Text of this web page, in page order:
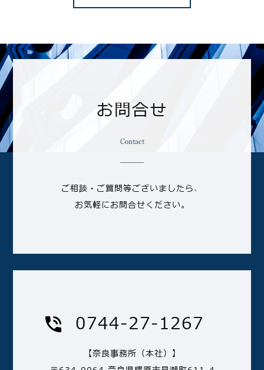
お問合せ
Contact
ご相談・ご質問等ございましたら、
お気軽にお問合せください。
0744-27-1267
【奈良事務所（本社）】